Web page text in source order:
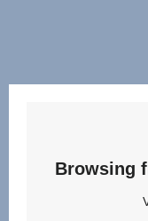
Browsing